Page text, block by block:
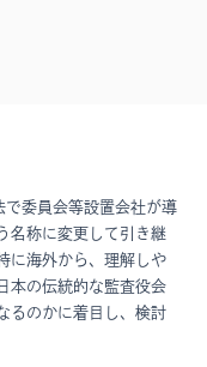
委員会等設置会社が導
名称に変更して引き継
に海外から、理解しや
本の伝統的な監査役会
るのかに着目し、検討